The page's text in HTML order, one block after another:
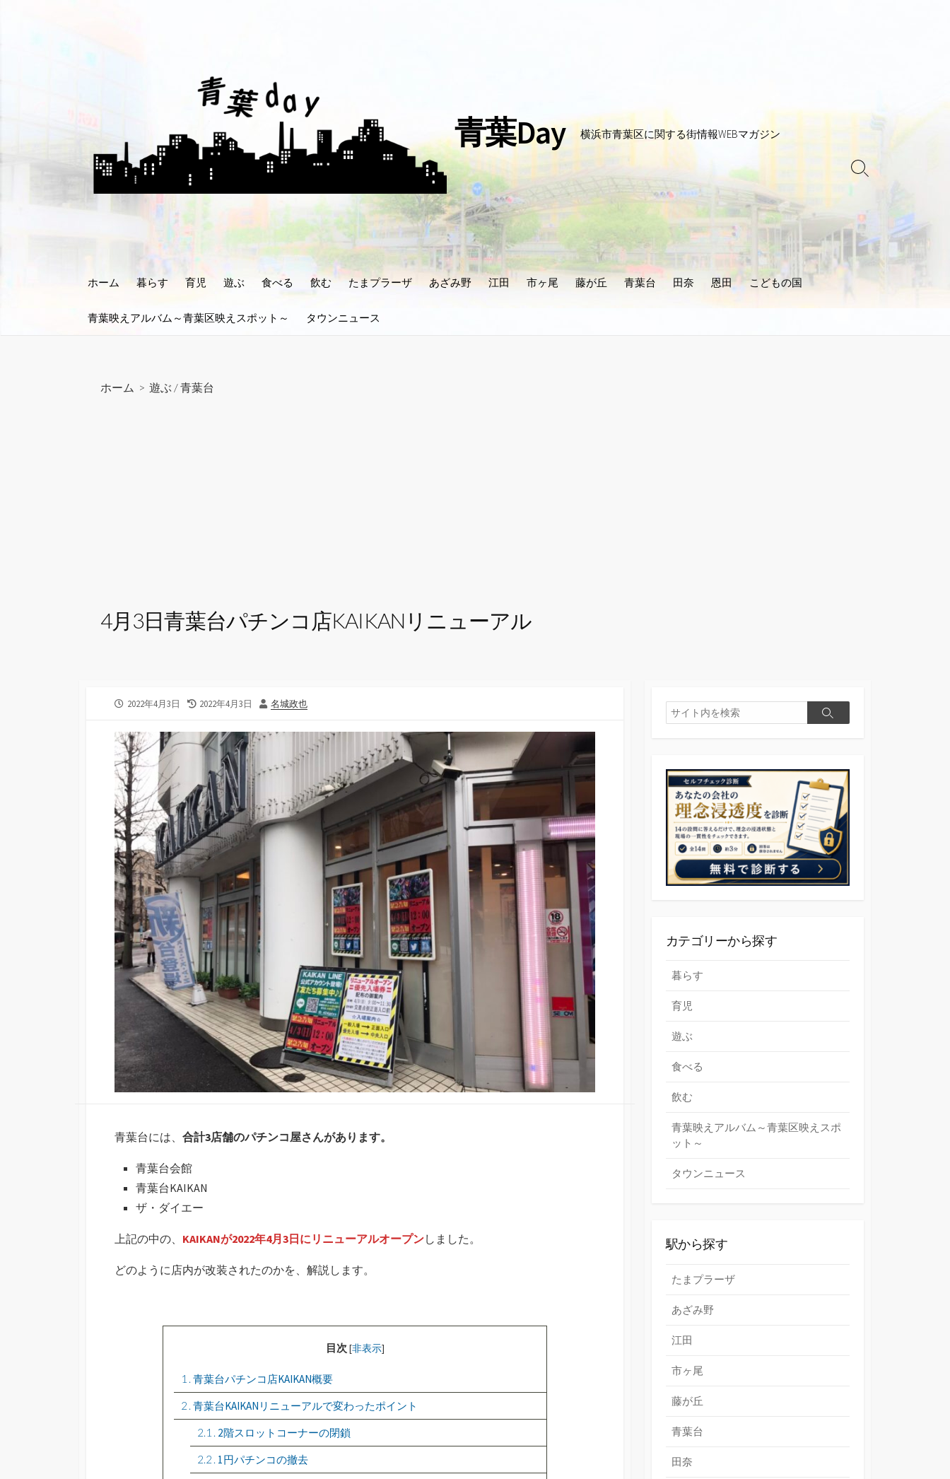
ッ
青葉Day 横浜市青葉区に関する街情報WEBマガジン
ホーム 暮らす 育児 遊ぶ 食べる 飲む たまプラーザ あざみ野 江田 市ヶ尾 藤が丘 青葉台 田奈 恩田 こどもの国
青葉映えアルバム～青葉区映えスポット～ タウンニュース
検
グ
ル
ホーム > 遊ぶ /青葉台
4月3日青葉台パチンコ店KAIKANリニューアル
公
日
2022年4月3日
最
更
新
2022年4月3日
投
者
名城政也
青葉台には、 合計3店舗のパチンコ屋さんがあります。
青葉台会館
青葉台KAIKAN
ザ・ダイエー
上記の中の、 KAIKANが2022年4月3日にリニューアルオープンしました。
どのように店内が改装されたのかを、解説します。
目次 [非表示]
1 青葉台パチンコ店KAIKAN概要
2 青葉台KAIKANリニューアルで変わったポイント
2.1 2階スロットコーナーの閉鎖
2.2 1円パチンコの撤去
検
索
検
カテゴリーから探す
暮らす
育児
遊ぶ
食べる
飲む
青葉映えアルバム～青葉区映えスポ
ット～
タウンニュース
駅から探す
たまプラーザ
あざみ野
江田
市ヶ尾
藤が丘
青葉台
田奈